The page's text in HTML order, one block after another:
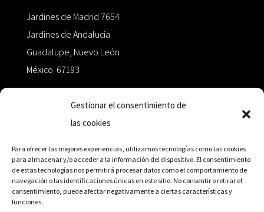
Gestionar el consentimiento de
las cookies
Para ofrecer las mejores experiencias, utilizamos tecnologías como las cookies
para almacenar y/o acceder a la información del dispositivo. El consentimiento
de estas tecnologías nos permitirá procesar datos como el comportamiento de
navegación o las identificaciones únicas en este sitio. No consentir o retirar el
consentimiento, puede afectar negativamente a ciertas características y
funciones.
Jardines de Madrid 7654
Jardines de Andalucía
Guadalupe, Nuevo León
México 67193
+52 811.499.5638
RED DE DISTRIBUCIÓN